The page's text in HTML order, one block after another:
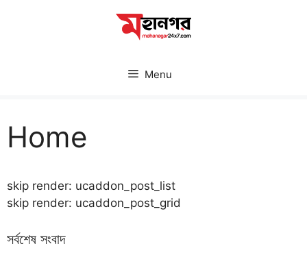
Menu
Home
skip render: ucaddon_post_list
skip render: ucaddon_post_grid
সর্বশেষ সংবাদ